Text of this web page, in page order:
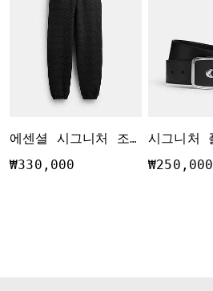
에센셜 시그니처 조거
₩330,000 ₩250,000